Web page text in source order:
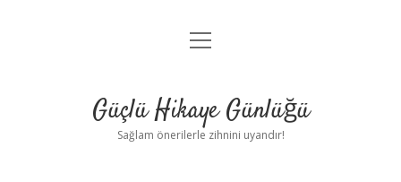
Anasayfa
Yasal Uyarı
menüyü
Güçlü Hikaye Günlüğü
Sağlam önerilerle zihnini uyandır!